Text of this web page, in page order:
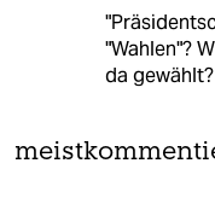
"Wahlen"?
da gewählt?